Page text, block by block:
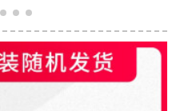
級5 W-
の凱
ビショ
/威信/威
が適用さ
4